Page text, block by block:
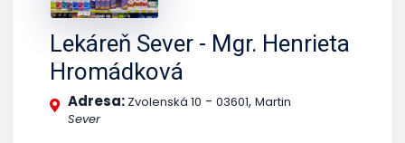
Lekáreň Sever - Mgr. Henrieta
Hromádková
Adresa: Zvolenská 10 - 03601, Martin
Sever